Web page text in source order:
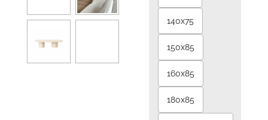
140x75
150x85
160x85
180x85